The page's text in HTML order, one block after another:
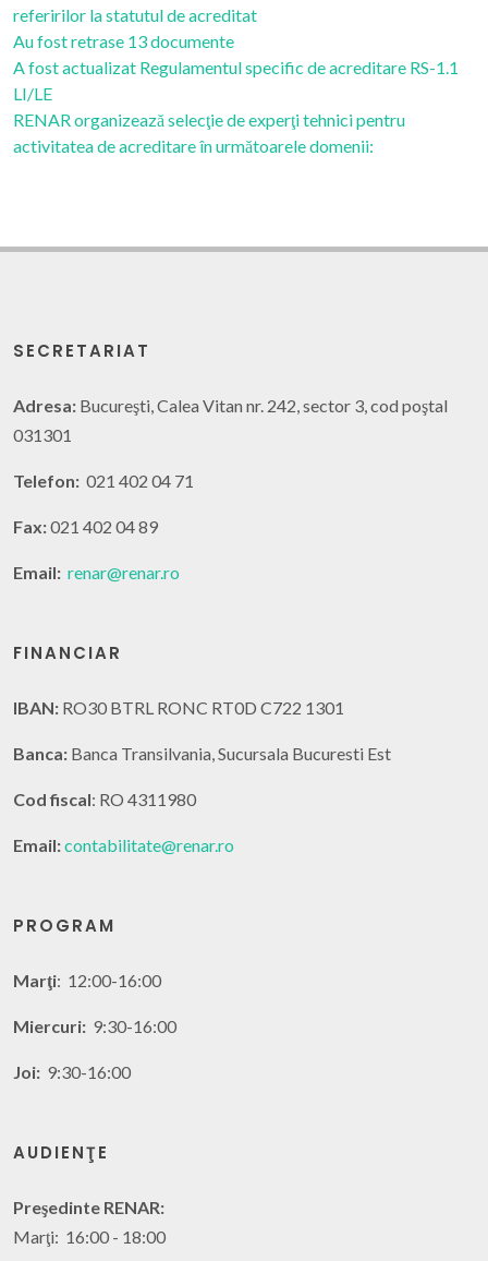
referirilor la statutul de acreditat
Au fost retrase 13 documente
A fost actualizat Regulamentul specific de acreditare RS-1.1
LI/LE
RENAR organizează selecţie de experţi tehnici pentru
activitatea de acreditare în următoarele domenii:
SECRETARIAT
Adresa: Bucureşti, Calea Vitan nr. 242, sector 3, cod poştal
031301
Telefon: 021 402 04 71
Fax:021 402 04 89
Email: renar@renar.ro
FINANCIAR
IBAN: RO30 BTRL RONC RT0D C722 1301
Banca: Banca Transilvania, Sucursala Bucuresti Est
Cod fiscal: RO 4311980
Email:contabilitate@renar.ro
PROGRAM
Marţi: 12:00-16:00
Miercuri: 9:30-16:00
Joi: 9:30-16:00
AUDIENŢE
Preşedinte RENAR:
Marţi: 16:00 - 18:00